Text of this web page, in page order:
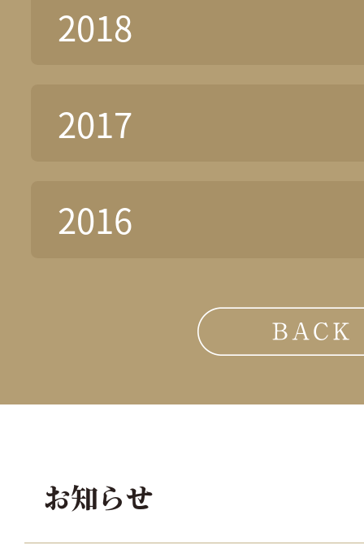
2018
2017
2016
お知らせ